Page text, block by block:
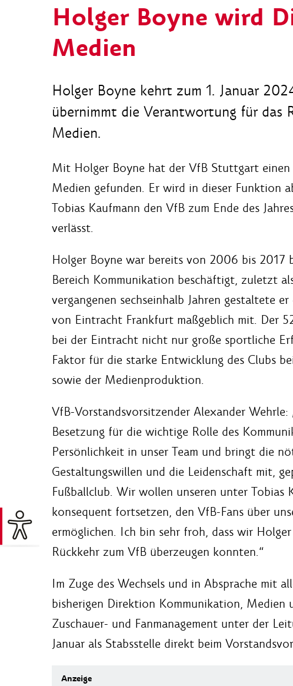
Holger Boyne wird
Medien
Holger Boyne kehrt zum 1. Januar
übernimmt die Verantwortung für das
Medien.
Mit Holger Boyne hat der VfB Stuttgart
Medien gefunden. Er wird in dieser Funktion
Tobias Kaufmann den VfB zum Ende des
verlässt.
Holger Boyne war bereits von 2006 bis
Bereich Kommunikation beschäftigt, zuletzt
vergangenen sechseinhalb Jahren gestaltete
von Eintracht Frankfurt maßgeblich mit. Der
bei der Eintracht nicht nur große sportliche
Faktor für die starke Entwicklung des Clubs
sowie der Medienproduktion.
VfB-Vorstandsvorsitzender Alexander
Besetzung für die wichtige Rolle des
Persönlichkeit in unser Team und bringt die
Gestaltungswillen und die Leidenschaft mit,
Fußballclub. Wir wollen unseren unter Tobias
konsequent fortsetzen, den VfB-Fans über
ermöglichen. Ich bin sehr froh, dass wir
Rückkehr zum VfB überzeugen konnten.“
Im Zuge des Wechsels und in Absprache mit
bisherigen Direktion Kommunikation, Medien
Zuschauer- und Fanmanagement unter der
Januar als Stabsstelle direkt beim